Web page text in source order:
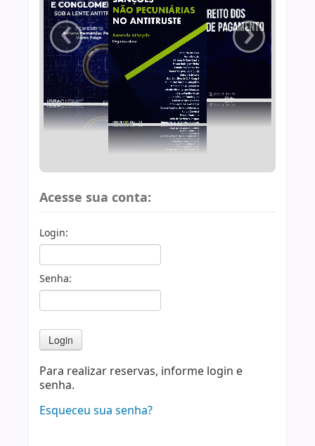
‹ ›
Acesse sua conta:
Login:
Senha:
Para realizar reservas, informe login e
senha.
Esqueceu sua senha?